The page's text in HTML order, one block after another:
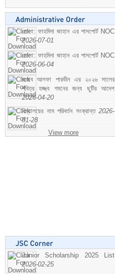
মোসা: ফাহমিদা জাহান এর পাসপোর্ট NOC
2026-07-01
মোসা: ফাহমিদা জাহান এর পাসপোর্ট NOC
2026-06-04
জনাব আলফা পারভীন এর ২০২৬ সালের
পবিত্র হজ্জ্ব গমনের জন্য ছুটির আদেশ
2026-04-20
বিদ্যালয়ের নাম পরিবর্তন সংক্রান্ত 2026-
01-28
View more
Junior Scholarship 2025 List
2026-02-25